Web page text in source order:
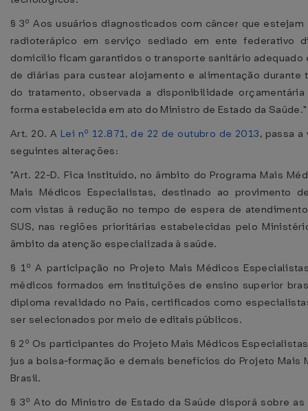
§ 3º Aos usuários diagnosticados com câncer que
radioterápico em serviço sediado em ente federativo
domicílio ficam garantidos o transporte sanitário adequado
de diárias para custear alojamento e alimentação durante
do tratamento, observada a disponibilidade
forma estabelecida em ato do Ministro de Estado da Saúde."
Art. 20. A Lei nº 12.871, de 22 de outubro de 2013, passa
seguintes alterações:
"Art. 22-D. Fica instituído, no âmbito do Programa Mais
Mais Médicos Especialistas, destinado ao provimento
com vistas à redução no tempo de espera de
SUS, nas regiões prioritárias estabelecidas pelo
âmbito da atenção especializada à saúde.
§ 1º A participação no Projeto Mais Médicos
médicos formados em instituições de ensino superior
diploma revalidado no País, certificados como
ser selecionados por meio de editais públicos.
§ 2º Os participantes do Projeto Mais Médicos
jus a bolsa-formação e demais benefícios do Projeto Mais
Brasil.
§ 3º Ato do Ministro de Estado da Saúde disporá sobre as